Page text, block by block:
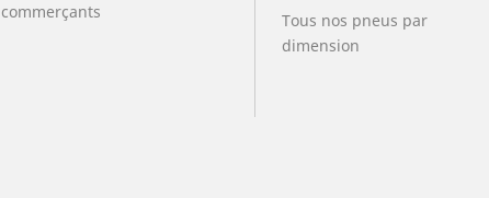
commerçants
Tous nos pneus par
dimension